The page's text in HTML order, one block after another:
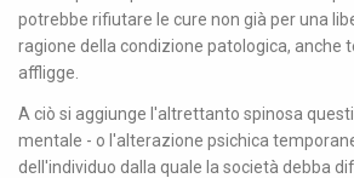
potrebbe rifiutare le cure non già per una
ragione della condizione patologica, anche
affligge.
A ciò si aggiunge l'altrettanto spinosa
mentale - o l'alterazione psichica
dell'individuo dalla quale la società debba